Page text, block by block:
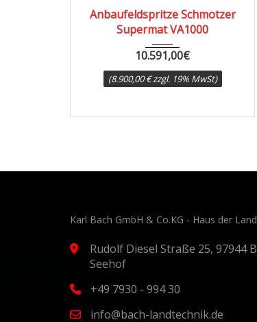
2010
Anbaufeldspritze Schmotzer
Supermat VA1000
10.591,00€
(8.900,00 € zzgl. 19% MwSt)
Karl Bach GmbH & Co.KG - Haus der
Rudolf Diesel Straße 25, 97944
Seehof
+49 7930 - 994 30
info@bach-landtechnik.de